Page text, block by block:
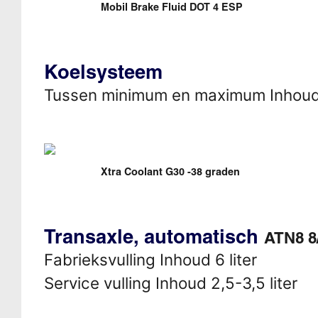
Mobil Brake Fluid DOT 4 ESP
Koelsysteem
Tussen minimum en maximum
Xtra Coolant G30 -38 graden
Transaxle, automatisch ATN8
Fabrieksvulling Inhoud 6 liter
Service vulling Inhoud 2,5-3,5 liter